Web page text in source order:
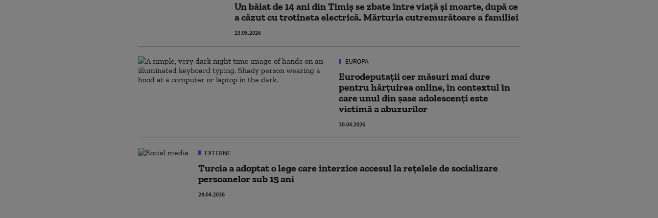
Un băiat de 14 ani din Timiș se zbate între viață și moarte, după ce
a căzut cu trotineta electrică. Mărturia cutremurătoare a familiei
23.05.2026
EUROPA
Eurodeputații cer măsuri mai dure
pentru hărțuirea online, în contextul în
care unul din șase adolescenți este
victimă a abuzurilor
30.04.2026
EXTERNE
Turcia a adoptat o lege care interzice accesul la rețelele de socializare
persoanelor sub 15 ani
24.04.2026